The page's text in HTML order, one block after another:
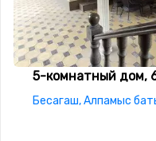
5-комнатный дом,
Бесагаш, Алпамыс